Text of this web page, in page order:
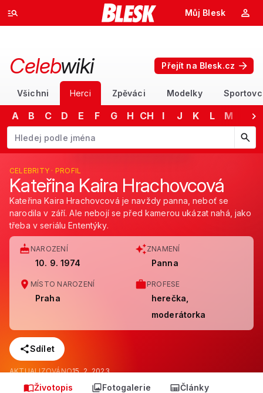
Můj Blesk
Celebwiki Přejít na Blesk.cz
Všichni Herci Zpěváci Modelky
A B C D E F G H CH I J K L M
Začněte psát jméno. Šipkami dolů a nahoru procházejte návrhy,
CELEBRITY · PROFIL
Kateřina Kaira Hrachovcová
Kateřina Kaira Hrachovcová je navždy panna, neboť se
narodila v září. Ale nebojí se před kamerou ukázat nahá, jako
třeba v seriálu Ententýky.
NAROZENÍ
10. 9. 1974
ZNAMENÍ
Panna
MÍSTO NAROZENÍ
Praha
PROFESE
herečka,
moderátorka
Sdílet
AKTUALIZOVÁNO15. 2. 2023
Životopis Fotogalerie Články